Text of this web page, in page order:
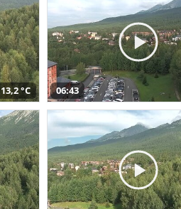
13,2 °C 06:43